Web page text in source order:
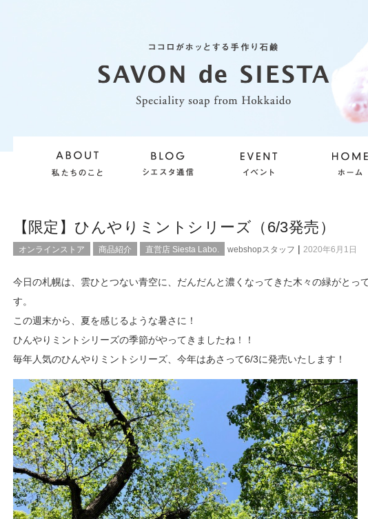
【限定】ひんやりミントシリーズ（6/3発売）
オンラインストア 商品紹介 直営店 Siesta Labo. webshopスタッフ | 2020年6月1日
今日の札幌は、雲ひとつない青空に、だんだんと濃くなってきた木々の緑がとっ
す。
この週末から、夏を感じるような暑さに！
ひんやりミントシリーズの季節がやってきましたね！！
毎年人気のひんやりミントシリーズ、今年はあさって6/3に発売いたします！